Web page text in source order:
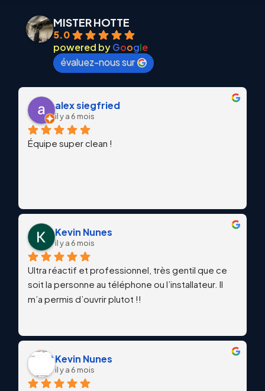
MISTER HOTTE
5.0
powered byGoogle
évaluez-nous sur
alex siegfried
il y a 6 mois
Équipe super clean !
Kevin Nunes
il y a 6 mois
Ultra réactif et professionnel, très gentil que ce
soit la personne au téléphone ou l’installateur. Il
m’a permis d’ouvrir plutot !!
Kevin Nunes
il y a 6 mois